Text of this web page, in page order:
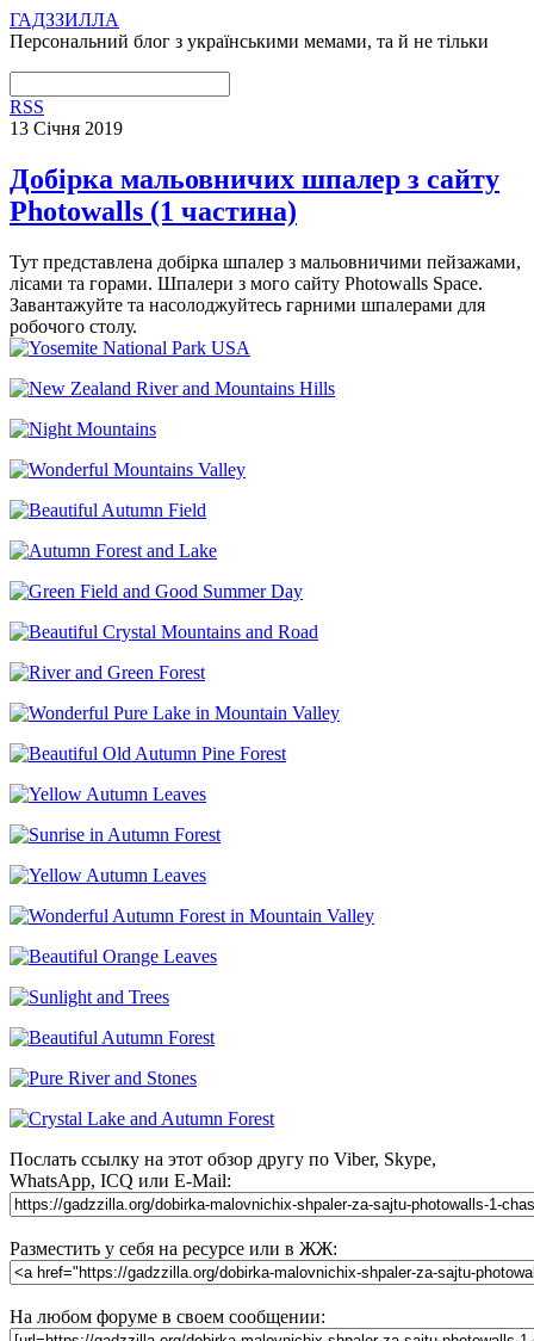
ГАДЗЗИЛЛА
Персональний блог з українськими мемами, та й не тільки
RSS
13 Січня 2019
Добірка мальовничих шпалер з сайту
Photowalls (1 частина)
Тут представлена добірка шпалер з мальовничими пейзажами,
лісами та горами. Шпалери з мого сайту Photowalls Space.
Завантажуйте та насолоджуйтесь гарними шпалерами для
робочого столу.
Послать ссылку на этот обзор другу по Viber, Skype,
WhatsApp, ICQ или E-Mail:
Разместить у себя на ресурсе или в ЖЖ:
На любом форуме в своем сообщении: